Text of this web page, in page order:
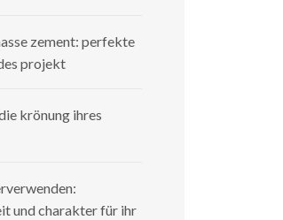
zement: perfekte
projekt
krönung ihres
und charakter für ihr